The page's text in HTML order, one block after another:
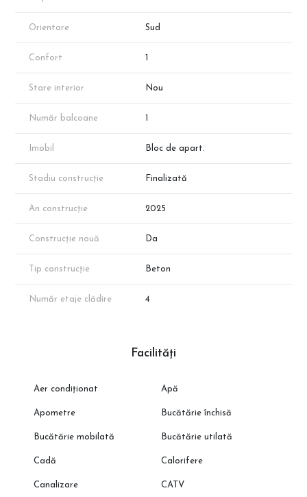
Orientare Sud
Confort
Stare interior Nou
Număr balcoane
Imobil Bloc de apart.
Stadiu construcție Finalizată
An construcție 2025
Construcție nouă Da
Tip construcție Beton
Număr etaje clădire 4
Facilități
Aer condiționat Apă
Apometre Bucătărie închisă
Bucătărie mobilată Bucătărie utilată
Cadă Calorifere
Canalizare CATV